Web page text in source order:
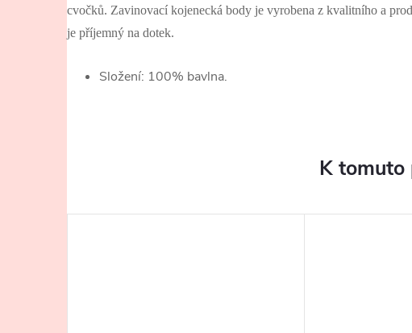
cvočků. Zavinovací kojenecká body je vyrobena z kvalitního a
je příjemný na dotek.
Složení: 100% bavlna.
K tomuto